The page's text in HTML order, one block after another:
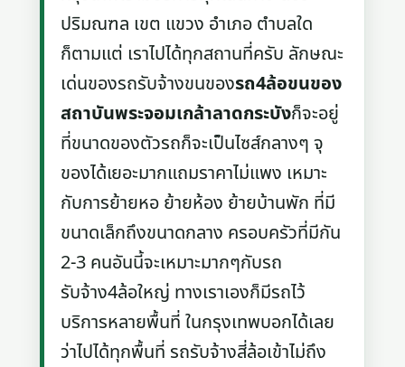
ปริมณฑล เขต แขวง อำเภอ ตำบลใด
ก็ตามแต่ เราไปได้ทุกสถานที่ครับ ลักษณะ
เด่นของรถรับจ้างขนของรถ4ล้อขนของ
สถาบันพระจอมเกล้าลาดกระบังก็จะอยู่
ที่ขนาดของตัวรถก็จะเป็นไซส์กลางๆ จุ
ของได้เยอะมากแถมราคาไม่แพง เหมาะ
กับการย้ายหอ ย้ายห้อง ย้ายบ้านพัก ที่มี
ขนาดเล็กถึงขนาดกลาง ครอบครัวที่มีกัน
2-3 คนอันนี้จะเหมาะมากๆกับรถ
รับจ้าง4ล้อใหญ่ ทางเราเองก็มีรถไว้
บริการหลายพื้นที่ ในกรุงเทพบอกได้เลย
ว่าไปได้ทุกพื้นที่ รถรับจ้างสี่ล้อเข้าไม่ถึง